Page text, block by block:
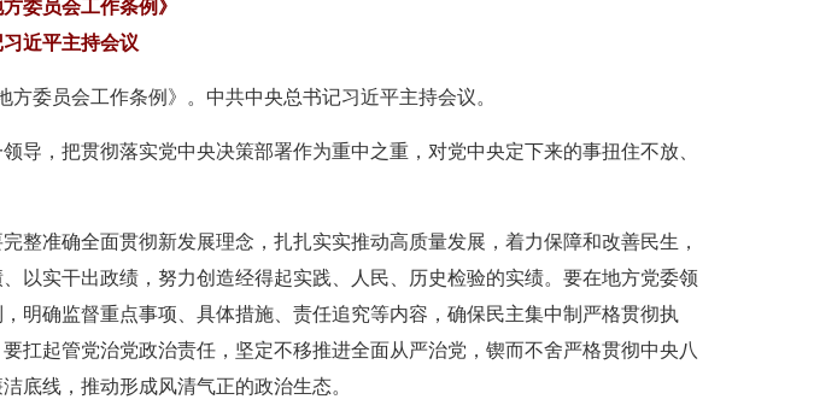
委员会工作条例》
近平主持会议
委员会工作条例》。中共中央总书记习近平主持会议。
，把贯彻落实党中央决策部署作为重中之重，对党中央定下来的事扭住不放、
准确全面贯彻新发展理念，扎扎实实推动高质量发展，着力保障和改善民生，
以实干出政绩，努力创造经得起实践、人民、历史检验的实绩。要在地方党委领
明确监督重点事项、具体措施、责任追究等内容，确保民主集中制严格贯彻执
扛起管党治党政治责任，坚定不移推进全面从严治党，锲而不舍严格贯彻中央八
底线，推动形成风清气正的政治生态。